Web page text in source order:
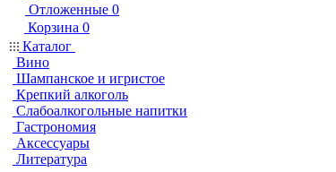
Отложенные 0
Корзина 0
Каталог
Вино
Шампанское и игристое
Крепкий алкоголь
Слабоалкогольные напитки
Гастрономия
Аксессуары
Литература